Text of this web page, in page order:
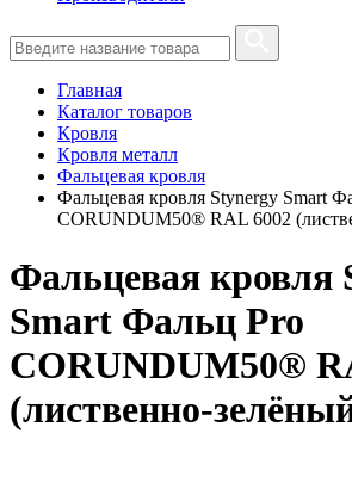
Главная
Каталог товаров
Кровля
Кровля металл
Фальцевая кровля
Фальцевая кровля Stynergy Smart
CORUNDUM50® RAL 6002
Фальцевая кровля
Smart Фальц Pro
CORUNDUM50®
(лиственно-